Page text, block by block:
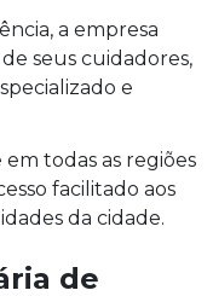
a empresa
seus cuidadores,
e
todas as regiões
facilitado aos
da cidade.
de